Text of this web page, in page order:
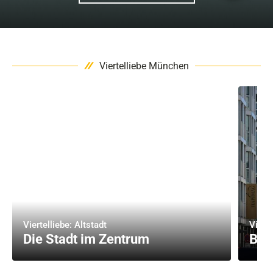
Viertelliebe München
Viertelliebe: Altstadt
Die Stadt im Zentrum